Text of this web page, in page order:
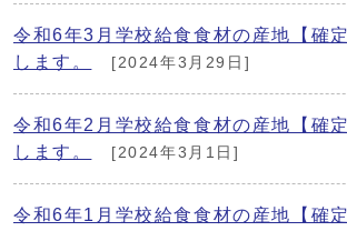
令和6年3月学校給食食材の産地【確
します。
[2024年3月29日]
令和6年2月学校給食食材の産地【確
します。
[2024年3月1日]
令和6年1月学校給食食材の産地【確